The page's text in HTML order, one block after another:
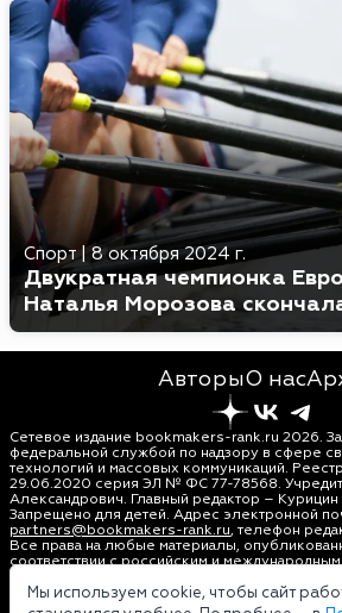
Мы используем cookie, чтобы сайт
Спорт|8 октября 2024 г.
Двукратная чемпионка
Наталья Морозова
АвторыО нас
Сетевое издание bookmakers-rank.ru 2026.
федеральной службой по надзору в сфере
технологий и массовых коммуникаций.
29.06.2020 серия ЭЛ № ФС 77-78568.
Александрович. Главный редактор –
Запрещено для детей. Адрес электронной
partners@bookmakers-rank.ru, телефон
Все права на любые материалы,
соответствии с российским и
фото, аудио и видеоматериалов возможно
правообладателя (bookmakers-rank.ru).